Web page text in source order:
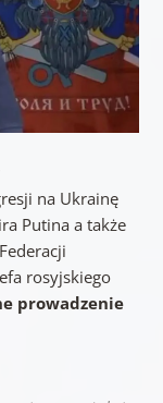
na Ukrainę
Putina a także
rosyjskiego
prowadzenie